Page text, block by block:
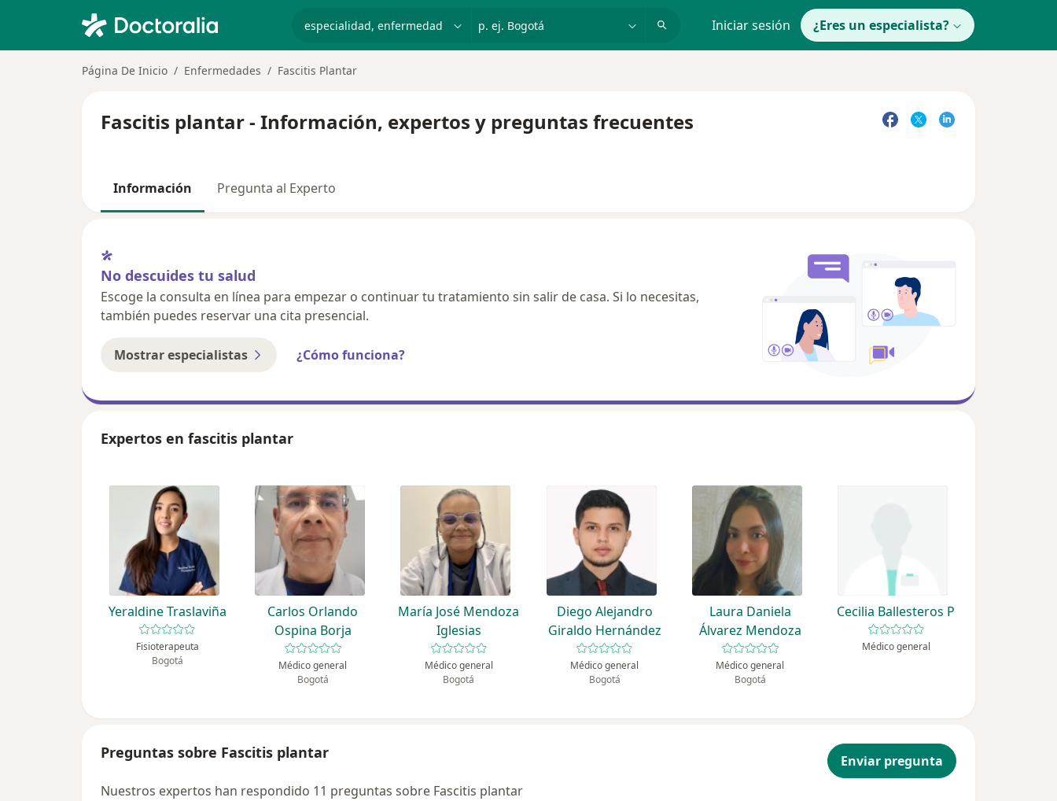
p. ej. Bogotá Iniciar sesión ¿Eres un especialista?
Página De Inicio Enfermedades Fascitis Plantar
Fascitis plantar - Información, expertos y preguntas frecuentes
Información Pregunta al Experto
No descuides tu salud
Escoge la consulta en línea para empezar o continuar tu tratamiento sin salir de casa. Si lo necesitas,
también puedes reservar una cita presencial.
Mostrar especialistas ¿Cómo funciona?
Expertos en fascitis plantar
Yeraldine Traslaviña
Fisioterapeuta
Bogotá
Carlos Orlando
Ospina Borja
Médico general
Bogotá
María José Mendoza
Iglesias
Médico general
Bogotá
Diego Alejandro
Giraldo Hernández
Médico general
Bogotá
Laura Daniela
Álvarez Mendoza
Médico general
Bogotá
Cecilia Ballesteros P
Médico general
Preguntas sobre Fascitis plantar
Enviar pregunta
Nuestros expertos han respondido 11 preguntas sobre Fascitis plantar